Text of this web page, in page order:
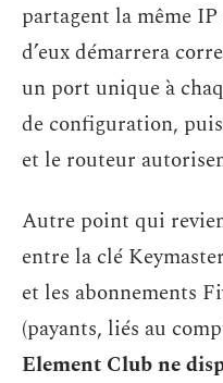
partagent la même
d’eux démarrera
un port unique à
de configuration,
et le routeur
Autre point qui
entre la clé
et les abonnements
(payants, liés au
Element Club ne